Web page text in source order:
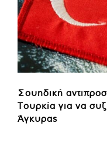
Σουηδική
Τουρκία για να
Άγκυρας